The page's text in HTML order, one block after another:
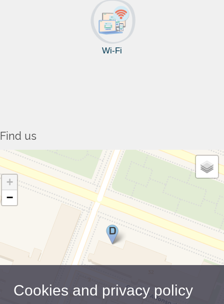
Wi-Fi
Find us
+
−
Cookies and privacy policy